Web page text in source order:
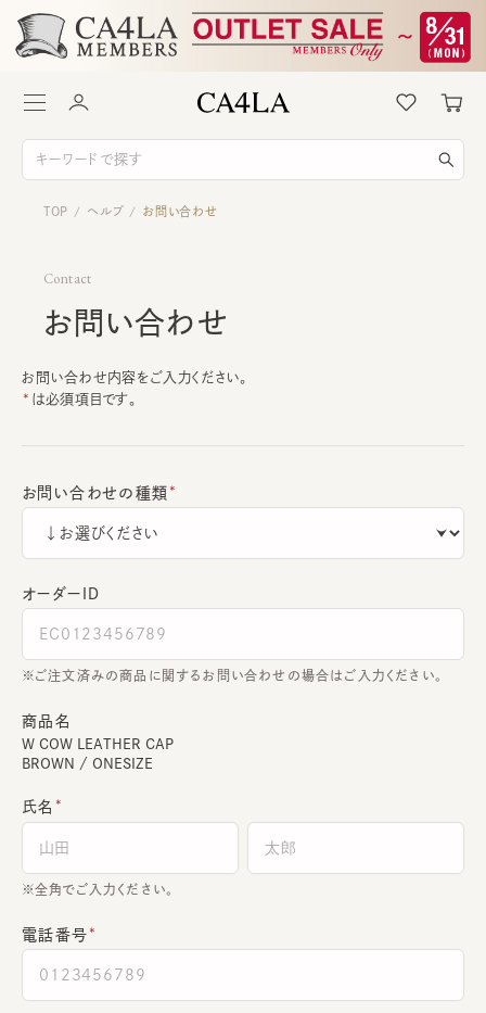
TOP / ヘルプ / お問い合わせ
Contact
お問い合わせ
お問い合わせ内容をご入力ください。
は必須項目です。
お問い合わせの種類
オーダーＩＤ
ご注文済みの商品に関するお問い合わせの場合はご入力ください。
商品名
W COW LEATHER CAP
BROWN / ONESIZE
氏名
全角でご入力ください。
電話番号